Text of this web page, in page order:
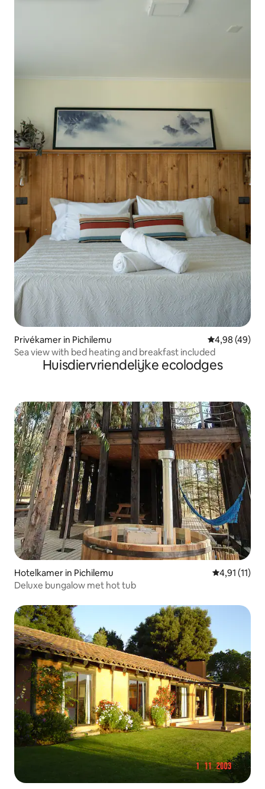
Privékamer in Pichilemu Gemiddelde
4,98 (49)
Sea view with bed heating and breakfast included
Huisdiervriendelijke ecolodges
Hotelkamer in Pichilemu Gemiddelde
4,91 (11)
Deluxe bungalow met hot tub